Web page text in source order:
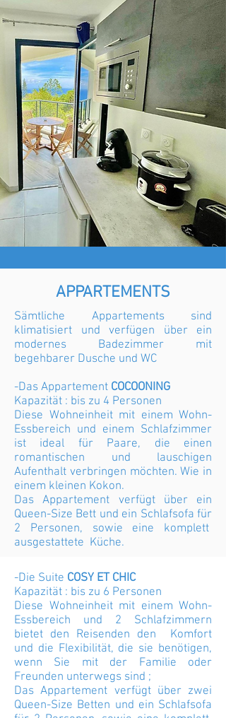
APPARTEMENTS
Sämtliche Appartements sind
klimatisiert und verfügen über ein
modernes Badezimmer mit
begehbarer Dusche und WC
-Das Appartement COCOONING
Kapazität : bis zu 4 Personen
Diese Wohneinheit mit einem Wohn-
Essbereich und einem Schlafzimmer
ist ideal für Paare, die einen
romantischen und lauschigen
Aufenthalt verbringen möchten. Wie in
einem kleinen Kokon.
Das Appartement verfügt über ein
Queen-Size Bett und ein Schlafsofa für
2 Personen, sowie eine komplett
ausgestattete Küche.
-Die Suite COSY ET CHIC
Kapazität : bis zu 6 Personen
Diese Wohneinheit mit einem Wohn-
Essbereich und 2 Schlafzimmern
bietet den Reisenden den Komfort
und die Flexibilität, die sie benötigen,
wenn Sie mit der Familie oder
Freunden unterwegs sind ;
Das Appartement verfügt über zwei
Queen-Size Betten und ein Schlafsofa